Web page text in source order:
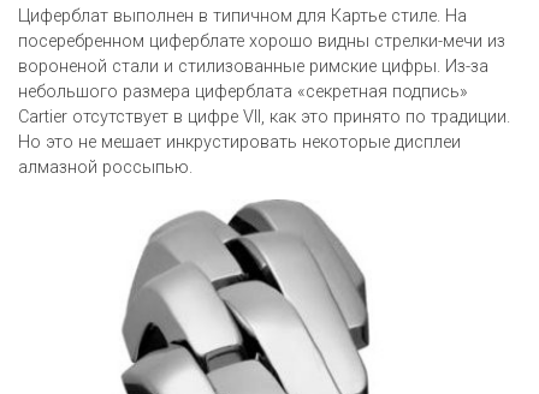
Циферблат выполнен в типичном для Картье стиле. На
посеребренном циферблате хорошо видны стрелки-мечи из
вороненой стали и стилизованные римские цифры. Из-за
небольшого размера циферблата «секретная подпись»
Cartier отсутствует в цифре VII, как это принято по традиции.
Но это не мешает инкрустировать некоторые дисплеи
алмазной россыпью.